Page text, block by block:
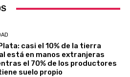
casi el 10% de la tierra
está en manos extranjeras
el 70% de los productores
suelo propio